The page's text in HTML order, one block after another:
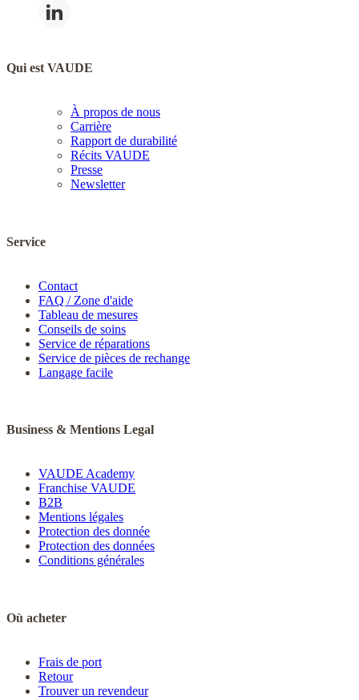
Qui est VAUDE
À propos de nous
Carrière
Rapport de durabilité
Récits VAUDE
Presse
Newsletter
Service
Contact
FAQ / Zone d'aide
Tableau de mesures
Conseils de soins
Service de réparations
Service de pièces de rechange
Langage facile
Business & Mentions Legal
VAUDE Academy
Franchise VAUDE
B2B
Mentions légales
Protection des donnée
Protection des données
Conditions générales
Où acheter
Frais de port
Retour
Trouver un revendeur